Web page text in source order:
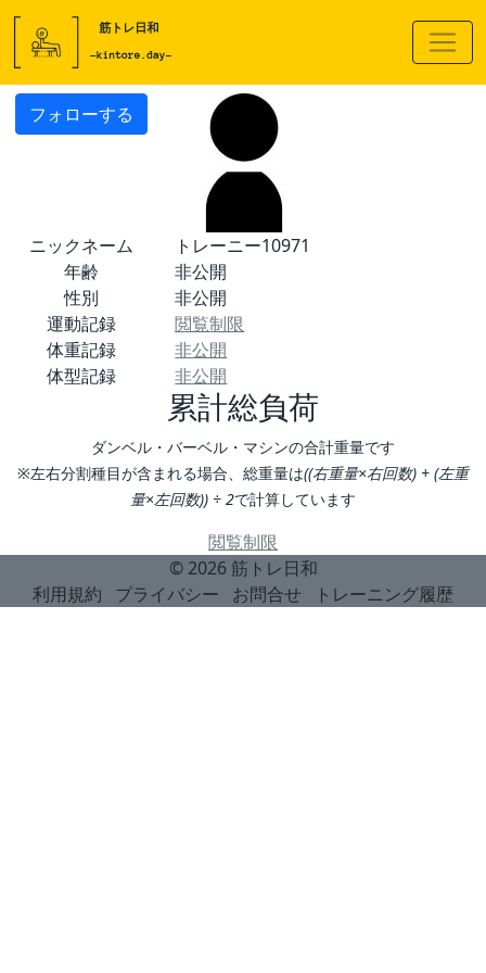
フォローする
ニックネーム
トレーニー10971
年齢
非公開
性別
非公開
運動記録
閲覧制限
体重記録
非公開
体型記録
非公開
累計総負荷
ダンベル・バーベル・マシンの合計重量です
※左右分割種目が含まれる場合、総重量は((右重量×右回数) + (左重
量×左回数)) ÷ 2で計算しています
閲覧制限
© 2026 筋トレ日和
利用規約
プライバシー お問合せ トレーニング履歴